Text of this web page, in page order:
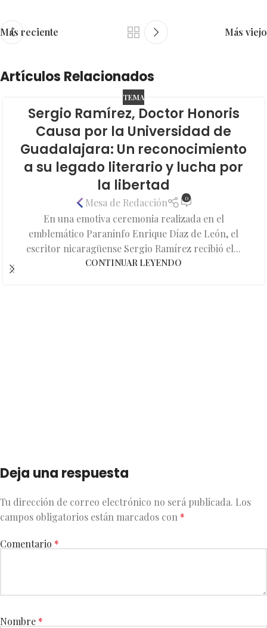
Más reciente Más viejo
Artículos Relacionados
TEMA
Sergio Ramírez, Doctor Honoris
Causa por la Universidad de
Guadalajara: Un reconocimiento
a su legado literario y lucha por
la libertad
Mesa de Redacción 0
En una emotiva ceremonia realizada en el
emblemático Paraninfo Enrique Díaz de León, el
escritor nicaragüense Sergio Ramírez recibió el...
CONTINUAR LEYENDO
Deja una respuesta
Tu dirección de correo electrónico no será publicada. Los
campos obligatorios están marcados con *
Comentario *
Nombre *